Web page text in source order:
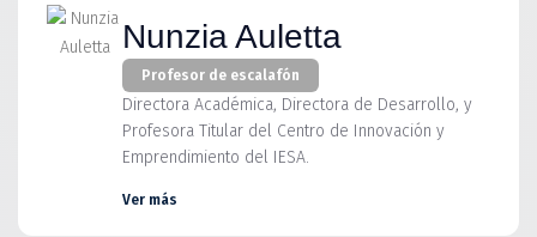
Nunzia Auletta
Profesor de escalafón
Directora Académica, Directora de Desarrollo, y
Profesora Titular del Centro de Innovación y
Emprendimiento del IESA.
Ver más